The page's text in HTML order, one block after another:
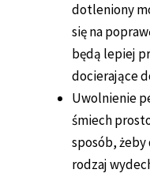
dotleniony
się na
będą lepiej
docierające
Uwolnienie
śmiech
sposób, żeby
rodzaj